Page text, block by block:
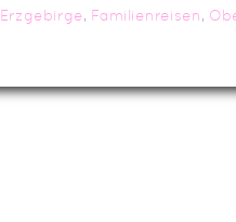
Erzgebirge, Familienreisen,